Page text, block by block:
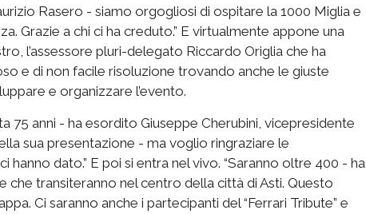
Rasero - siamo orgogliosi di ospitare la 1000 Miglia e
Grazie a chi ci ha creduto.” E virtualmente appone una
, l’assessore pluri-delegato Riccardo Origlia che ha
e di non facile risoluzione trovando anche le giuste
e organizzare l’evento.
75 anni - ha esordito Giuseppe Cherubini, vicepresidente
sua presentazione - ma voglio ringraziare le
hanno dato.” E poi si entra nel vivo. “Saranno oltre 400 - ha
che transiteranno nel centro della città di Asti. Questo
Ci saranno anche i partecipanti del “Ferrari Tribute” e